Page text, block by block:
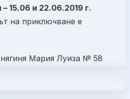
15.06 и 22.06.2019 г.
на приключване е
Мария Луиза № 58